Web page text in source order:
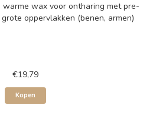
warme wax voor ontharing met pre-
oppervlakken (benen, armen)
€19,79
Kopen